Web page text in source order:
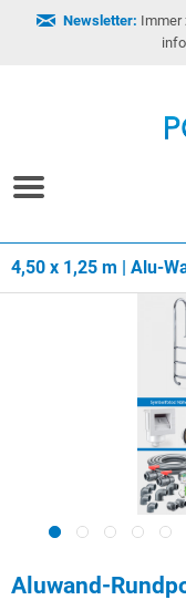
Newsletter: Immer
4,50 x 1,25 m | Alu-
Aluwand-